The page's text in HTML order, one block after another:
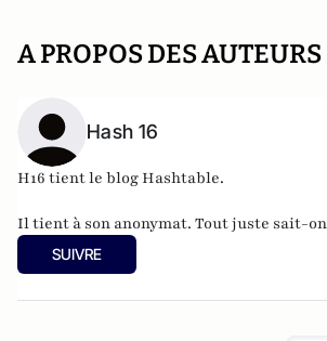
A PROPOS DES AUTEURS
Hash 16
H16 tient le blogHashtable.
Il tient à son anonymat. Tout juste sait-
informaticien à l'humour acerbe habite en
travaille pour"une grosse boutique qui
SUIVRE